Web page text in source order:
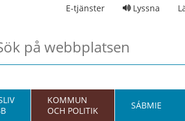
E-tjänster Lyssna
KOMMUN
OCH POLITIK
SÁBMIE